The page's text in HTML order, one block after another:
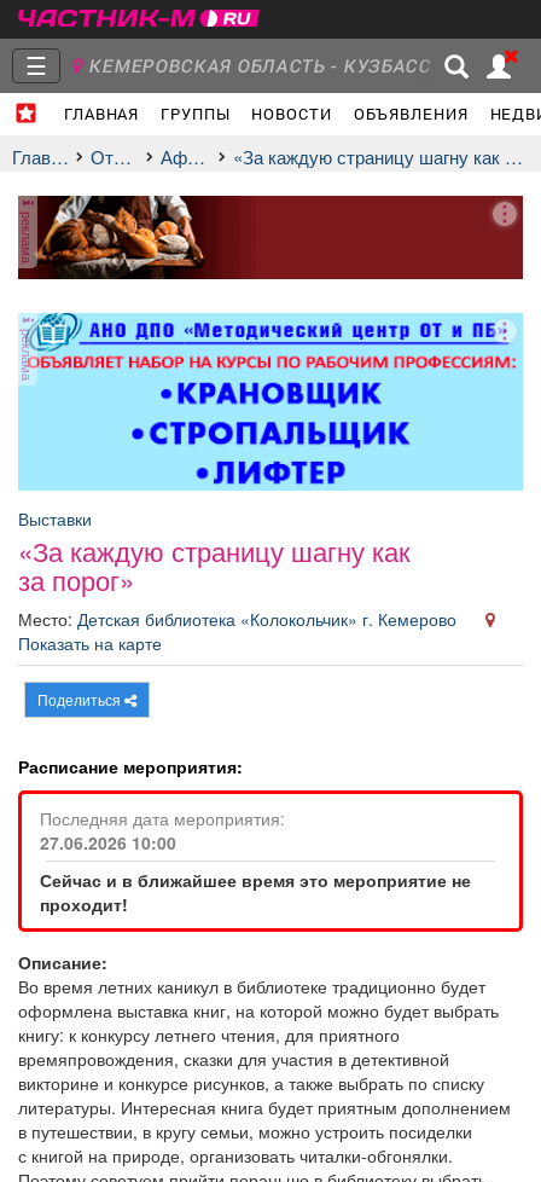
☰ КЕМЕРОВСКАЯ ОБЛАСТЬ - КУЗБАСС
ГЛАВНАЯ ГРУППЫ НОВОСТИ ОБЪЯВЛЕНИЯ
Объявления Недвижимость Услуги
Афиша Обучение Проекты
Товары
ТВ программа Я - пенсионер
Главная Отдых афиша «За каждую страницу шагну как за порог»
реклама
реклама
Выставки
«За каждую страницу шагну как
за порог»
Место: Детская библиотека «Колокольчик» г. Кемерово
Показать на карте
Поделиться
Расписание мероприятия:
Последняя дата мероприятия:
27.06.2026 10:00
Сейчас и в ближайшее время это мероприятие не
проходит!
Описание:
Во время летних каникул в библиотеке традиционно будет
оформлена выставка книг, на которой можно будет выбрать
книгу: к конкурсу летнего чтения, для приятного
времяпровождения, сказки для участия в детективной
викторине и конкурсе рисунков, а также выбрать по списку
литературы. Интересная книга будет приятным дополнением
в путешествии, в кругу семьи, можно устроить посиделки
с книгой на природе, организовать читалки-обгонялки.